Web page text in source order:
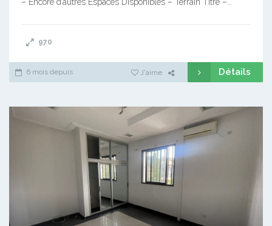
970
6 mois depuis J'aime Détails